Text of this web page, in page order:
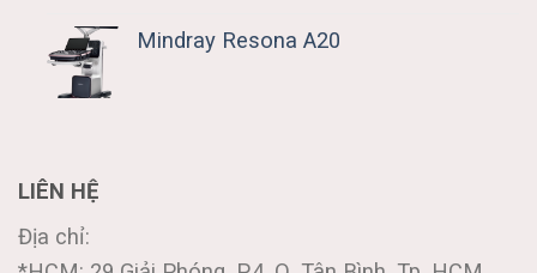
Mindray Resona A20
LIÊN HỆ
Địa chỉ: